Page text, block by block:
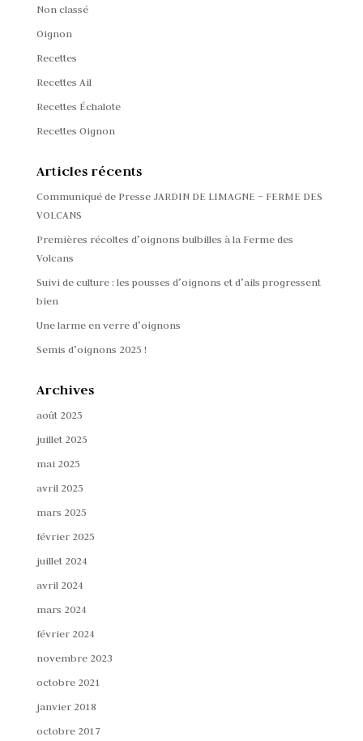
Non classé
Oignon
Recettes
Recettes Ail
Recettes Échalote
Recettes Oignon
Articles récents
Communiqué de Presse JARDIN DE LIMAGNE – FERME DES
VOLCANS
Premières récoltes d’oignons bulbilles à la Ferme des
Volcans
Suivi de culture : les pousses d’oignons et d’ails progressent
bien
Une larme en verre d’oignons
Semis d’oignons 2025 !
Archives
août 2025
juillet 2025
mai 2025
avril 2025
mars 2025
février 2025
juillet 2024
avril 2024
mars 2024
février 2024
novembre 2023
octobre 2021
janvier 2018
octobre 2017